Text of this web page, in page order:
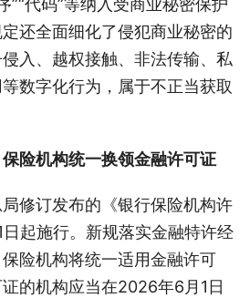
”“代码”等纳入受商业秘密保护
还全面细化了侵犯商业秘密的
入、越权接触、非法传输、私
数字化行为，属于不正当获取
险机构统一换领金融许可证
修订发布的《银行保险机构许
起施行。新规落实金融特许经
险机构将统一适用金融许可
的机构应当在2026年6月1日